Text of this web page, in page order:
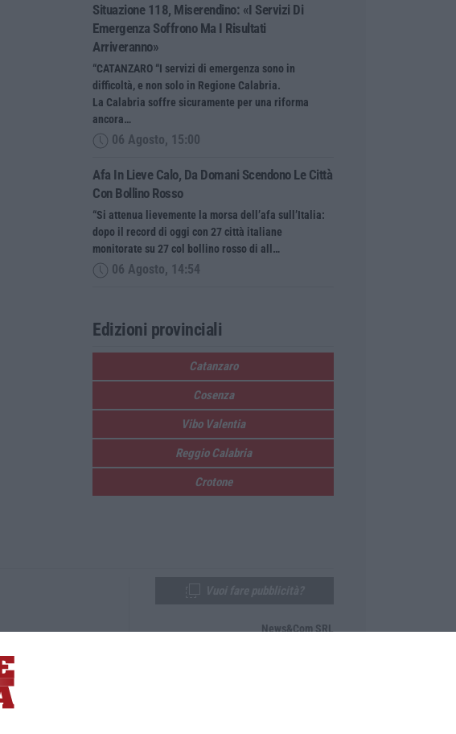
Situazione 118, Miserendino: «I Servizi Di
Emergenza Soffrono Ma I Risultati
Arriveranno»
“CATANZARO “I servizi di emergenza sono in
difficoltà, e non solo in Regione Calabria.
La Calabria soffre sicuramente per una riforma
ancora…
06 Agosto, 15:00
Afa In Lieve Calo, Da Domani Scendono Le Città
Con Bollino Rosso
“Si attenua lievemente la morsa dell’afa sull’Italia:
dopo il record di oggi con 27 città italiane
monitorate su 27 col bollino rosso di all…
06 Agosto, 14:54
Edizioni provinciali
Catanzaro
Cosenza
Vibo Valentia
Reggio Calabria
Crotone
News&Com SRL